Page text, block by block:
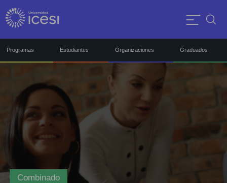
Programas Estudiantes Organizaciones Graduados
Combinado